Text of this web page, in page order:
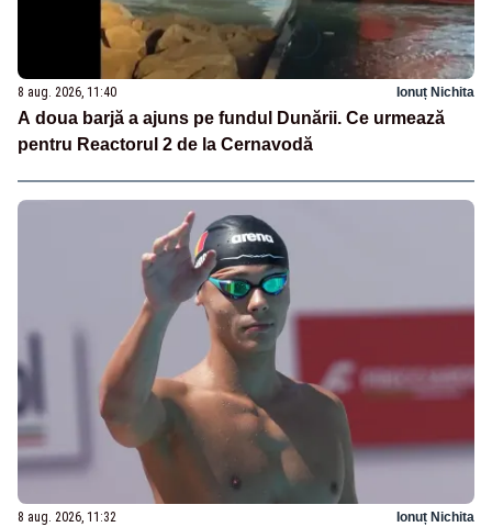
8 aug. 2026, 11:40 Ionuț Nichita
A doua barjă a ajuns pe fundul Dunării. Ce urmează
pentru Reactorul 2 de la Cernavodă
8 aug. 2026, 11:32 Ionuț Nichita